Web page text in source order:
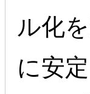
ル化
に安